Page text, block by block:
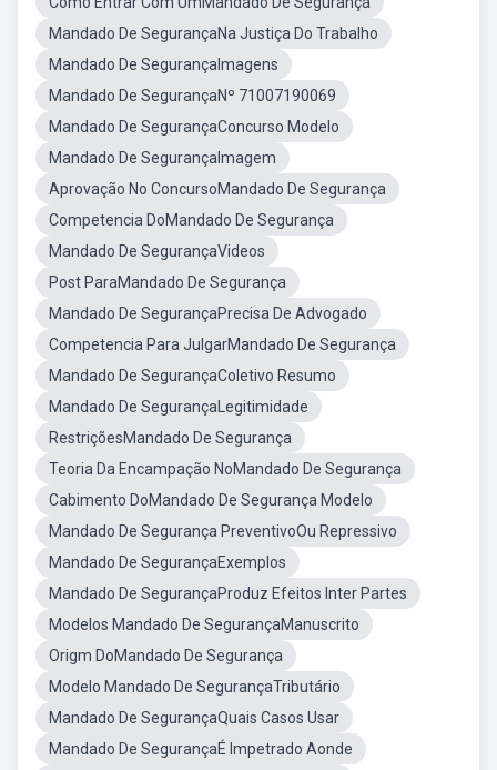
Mandado De SegurançaNa Justiça Do Trabalho
Mandado De SegurançaImagens
Mandado De SegurançaNº 71007190069
Mandado De SegurançaConcurso Modelo
Mandado De SegurançaImagem
Aprovação No ConcursoMandado De Segurança
Competencia DoMandado De Segurança
Mandado De SegurançaVideos
Post ParaMandado De Segurança
Mandado De SegurançaPrecisa De Advogado
Competencia Para JulgarMandado De Segurança
Mandado De SegurançaColetivo Resumo
Mandado De SegurançaLegitimidade
RestriçõesMandado De Segurança
Teoria Da Encampação NoMandado De Segurança
Cabimento DoMandado De Segurança Modelo
Mandado De Segurança PreventivoOu Repressivo
Mandado De SegurançaExemplos
Mandado De SegurançaProduz Efeitos Inter Partes
Modelos Mandado De SegurançaManuscrito
Origm DoMandado De Segurança
Modelo Mandado De SegurançaTributário
Mandado De SegurançaQuais Casos Usar
Mandado De SegurançaÉ Impetrado Aonde